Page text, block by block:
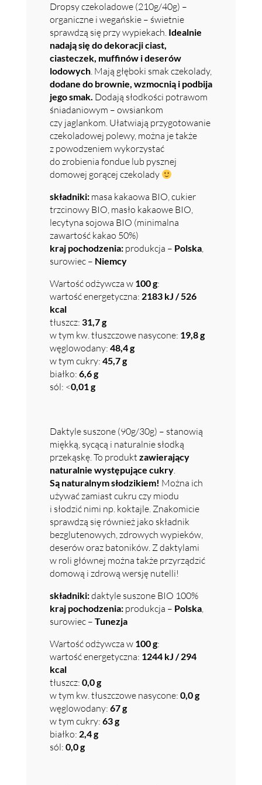
Dropsy czekoladowe (210g/40g) –
organiczne i wegańskie – świetnie
sprawdzą się przy wypiekach. Idealnie
nadają się do dekoracji ciast,
ciasteczek, muffinów i deserów
lodowych. Mają głęboki smak czekolady,
dodane do brownie, wzmocnią i podbija
jego smak. Dodają słodkości potrawom
śniadaniowym – owsiankom
czy jaglankom. Ułatwiają przygotowanie
czekoladowej polewy, można je także
z powodzeniem wykorzystać
do zrobienia fondue lub pysznej
domowej gorącej czekolady
składniki:masa kakaowa BIO, cukier
trzcinowy BIO, masło kakaowe BIO,
lecytyna sojowa BIO (minimalna
zawartość kakao 50%)
kraj pochodzenia: produkcja – Polska,
surowiec – Niemcy
Wartość odżywcza w100 g:
wartość energetyczna: 2183 kJ / 526
kcal
tłuszcz: 31,7 g
w tym kw. tłuszczowe nasycone: 19,8 g
węglowodany: 48,4 g
w tym cukry: 45,7 g
białko: 6,6 g
sól: <0,01 g
Daktyle suszone (90g/30g) – stanowią
miękką, sycącą i naturalnie słodką
przekąskę. To produkt zawierający
naturalnie występujące cukry.
Są naturalnym słodzikiem! Można ich
używać zamiast cukru czy miodu
i słodzić nimi np. koktajle. Znakomicie
sprawdzą się również jako składnik
bezglutenowych, zdrowych wypieków,
deserów oraz batoników. Z daktylami
w roli głównej można także przyrządzić
domową i zdrową wersję nutelli!
składniki:daktyle suszone BIO 100%
kraj pochodzenia: produkcja – Polska,
surowiec – Tunezja
Wartość odżywcza w 100 g:
wartość energetyczna: 1244 kJ / 294
kcal
tłuszcz: 0,0 g
w tym kw. tłuszczowe nasycone: 0,0 g
węglowodany: 67 g
w tym cukry: 63 g
białko: 2,4 g
sól: 0,0 g